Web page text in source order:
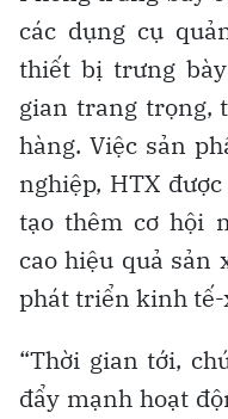
các dụng cụ
thiết bị trưng
gian trang trọng,
hàng. Việc sản
nghiệp, HTX
tạo thêm cơ hội
cao hiệu quả sản
phát triển kinh
“Thời gian tới,
đẩy mạnh hoạt